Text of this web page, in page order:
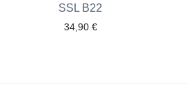
SSL B22
34,90 €